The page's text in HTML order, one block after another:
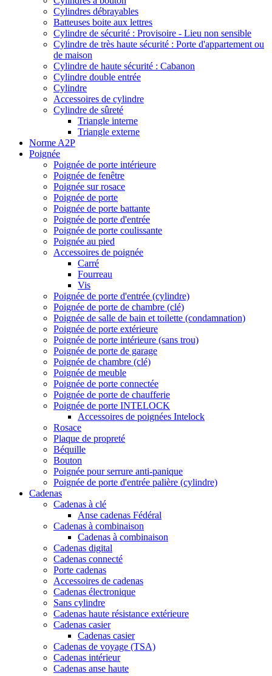
Cylindres débrayables
Batteuses boite aux lettres
Cylindre de sécurité : Provisoire - Lieu non sensible
Cylindre de très haute sécurité : Porte d'appartement ou
de maison
Cylindre de haute sécurité : Cabanon
Cylindre double entrée
Cylindre
Accessoires de cylindre
Cylindre de sûreté
Triangle interne
Triangle externe
Norme A2P
Poignée
Poignée de porte intérieure
Poignée de fenêtre
Poignée sur rosace
Poignée de porte
Poignée de porte battante
Poignée de porte d'entrée
Poignée de porte coulissante
Poignée au pied
Accessoires de poignée
Carré
Fourreau
Vis
Poignée de porte d'entrée (cylindre)
Poignée de porte de chambre (clé)
Poignée de salle de bain et toilette (condamnation)
Poignée de porte extérieure
Poignée de porte intérieure (sans trou)
Poignée de porte de garage
Poignée de chambre (clé)
Poignée de meuble
Poignée de porte connectée
Poignée de porte de chaufferie
Poignée de porte INTELOCK
Accessoires de poignées Intelock
Rosace
Plaque de propreté
Béquille
Bouton
Poignée pour serrure anti-panique
Poignée de porte d'entrée palière (cylindre)
Cadenas
Cadenas à clé
Anse cadenas Fédéral
Cadenas à combinaison
Cadenas à combinaison
Cadenas digital
Cadenas connecté
Porte cadenas
Accessoires de cadenas
Cadenas électronique
Sans cylindre
Cadenas haute résistance extérieure
Cadenas casier
Cadenas casier
Cadenas de voyage (TSA)
Cadenas intérieur
Cadenas anse haute